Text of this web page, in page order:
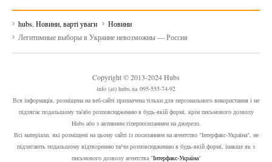
hubs. Новини, варті уваги
Новини
Легитимные выборы в Украине невозможны — Россия
Copyright © 2013-2024 Hubs
info (at) hubs.ua 095-555-74-92
Вся інформація, розміщена на веб-сайті призначена тільки для персонального використання і не
підлягає подальшому та/або розповсюдженню в будь-якій формі, крім письмового дозволу
Hubs або з активним гіперпосиланням на джерело.
Всі матеріали, які розміщені на цьому сайті із посиланням на агентство "Інтерфакс-Україна", не
підлягають подальшому відтворенню та/чи розповсюдженню в будь-якій формі, інакше як з
письмового дозволу агентства "Інтерфакс-Україна"